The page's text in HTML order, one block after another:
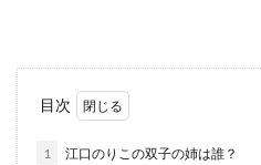
目次
1 江口のりこの双子の姉は誰？